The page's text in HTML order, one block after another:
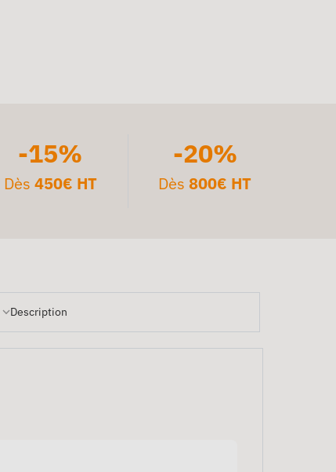
-15%
Dès 450€ HT
-20%
Dès800€ HT
Description